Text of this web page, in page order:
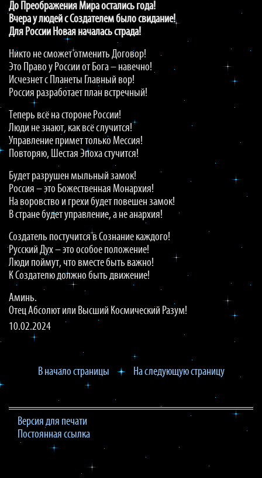
До Преображения Мира остались года!
Вчера у людей с Создателем было свидание!
Для России Новая началась страда!
Никто не сможет отменить Договор!
Это Право у России от Бога – навечно!
Исчезнет с Планеты Главный вор!
Россия разработает план встречный!
Теперь всё на стороне России!
Люди не знают, как всё случится!
Управление примет только Мессия!
Повторяю, Шестая Эпоха стучится!
Будет разрушен мыльный замок!
Россия – это Божественная Монархия!
На воровство и грехи будет повешен замок!
В стране будет управление, а не анархия!
Создатель постучится в Сознание каждого!
Русский Дух – это особое положение!
Люди поймут, что вместе быть важно!
К Создателю должно быть движение!
Аминь.
Отец Абсолют или Высший Космический Разум!
10.02.2024
В начало страницы На следующую страницу
Версия для печати
Постоянная ссылка